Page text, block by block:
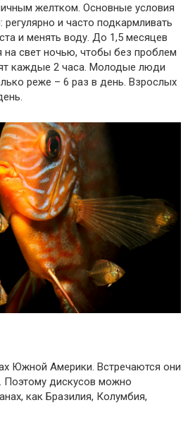
желтком. Основные условия
и часто подкармливать
и менять воду. До 1,5 месяцев
на свет ночью, чтобы без проблем
каждые 2 часа. Молодые люди
реже – 6 раз в день. Взрослых
Южной Америки. Встречаются они
Поэтому дискусов можно
как Бразилия, Колумбия,